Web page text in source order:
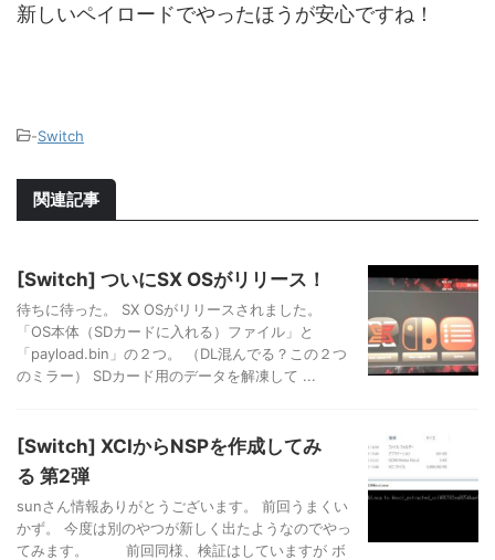
新しいペイロードでやったほうが安心ですね！
-Switch
関連記事
[Switch] ついにSX OSがリリース！
待ちに待った。 SX OSがリリースされました。
「OS本体（SDカードに入れる）ファイル」と
「payload.bin」の２つ。 （DL混んでる？この２つ
のミラー） SDカード用のデータを解凍して ...
[Switch] XCIからNSPを作成してみ
る 第2弾
sunさん情報ありがとうございます。 前回うまくい
かず。 今度は別のやつが新しく出たようなのでやっ
てみます。 前回同様、検証はしていますが ボ